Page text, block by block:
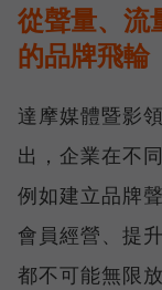
從聲量、流
的品牌飛輪
達摩媒體暨影
出，企業在不
例如建立品牌
會員經營、提
都不可能無限